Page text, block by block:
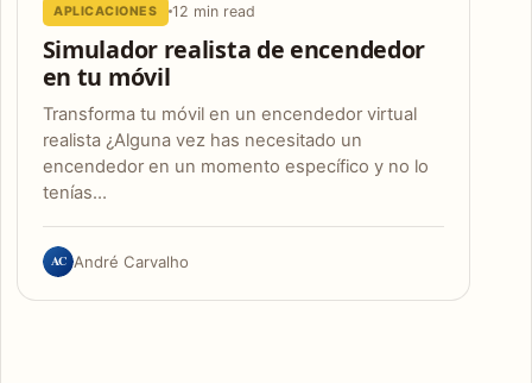
APLICACIONES 12 min read
Simulador realista de encendedor
en tu móvil
Transforma tu móvil en un encendedor virtual
realista ¿Alguna vez has necesitado un
encendedor en un momento específico y no lo
tenías…
AC André Carvalho